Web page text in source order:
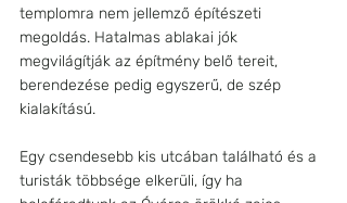
templomra nem jellemző építészeti
megoldás. Hatalmas ablakai jók
megvilágítják az építmény belő tereit,
berendezése pedig egyszerű, de szép
kialakítású.
Egy csendesebb kis utcában található és a
turisták többsége elkerüli, így ha